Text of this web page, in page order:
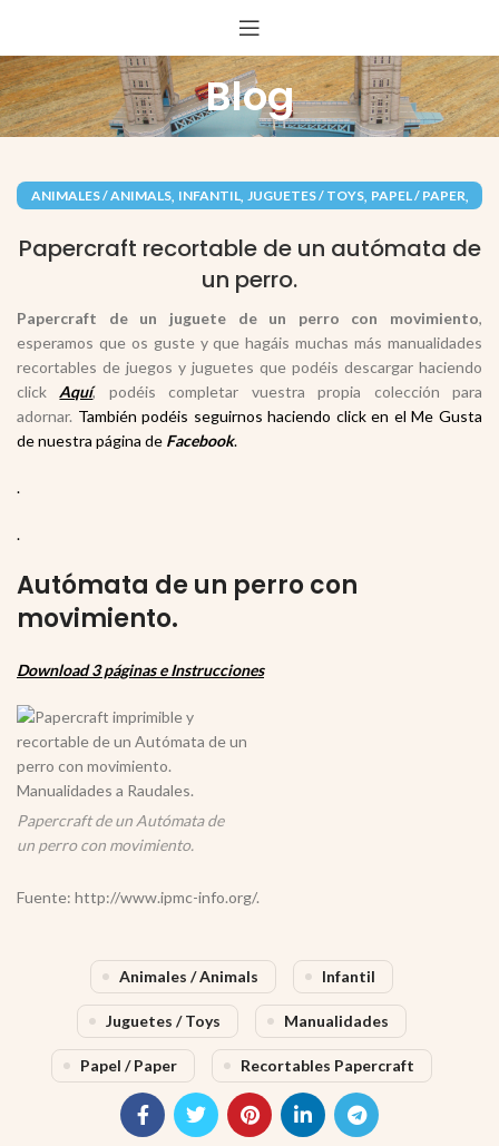
Blog
ANIMALES / ANIMALS, INFANTIL, JUGUETES / TOYS, PAPEL / PAPER,
Papercraft recortable de un autómata de
un perro.
Papercraft de un juguete de un perro con movimiento,
esperamos que os guste y que hagáis muchas más manualidades
recortables de juegos y juguetes que podéis descargar haciendo
click Aquí, podéis completar vuestra propia colección para
adornar. También podéis seguirnos haciendo click en el Me Gusta
de nuestra página de Facebook.
.
.
Autómata de un perro con
movimiento.
Download 3 páginas e Instrucciones
Papercraft de un Autómata de
un perro con movimiento.
Fuente: http://www.ipmc-info.org/.
Animales / Animals Infantil
Juguetes / Toys Manualidades
Papel / Paper Recortables Papercraft